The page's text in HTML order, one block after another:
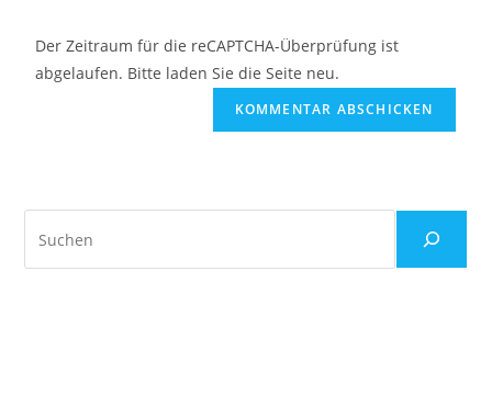
Der Zeitraum für die reCAPTCHA-Überprüfung ist
abgelaufen. Bitte laden Sie die Seite neu.